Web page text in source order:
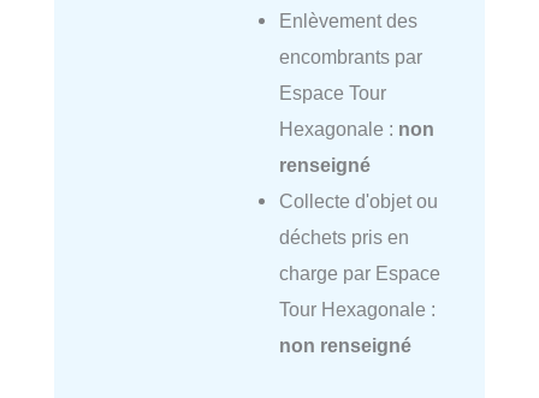
Enlèvement des
encombrants par
Espace Tour
Hexagonale : non
renseigné
Collecte d'objet ou
déchets pris en
charge par Espace
Tour Hexagonale :
non renseigné